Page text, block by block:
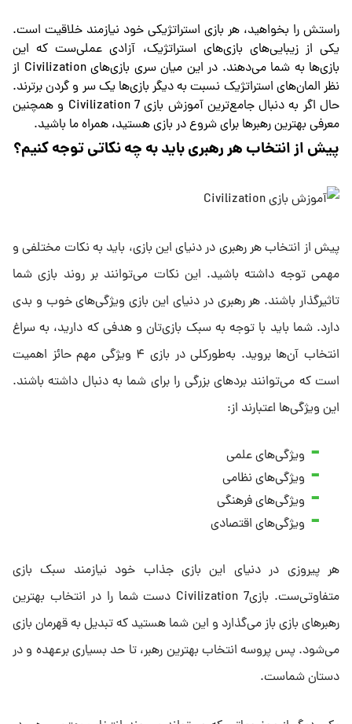
راستش را بخواهید، هر بازی استراتژیکی خود نیازمند خلاقیت است.
یکی از زیبایی‌های بازی‌های استراتژیک، آزادی عملی‌ست که این
بازی‌ها به شما می‌دهند. در این میان سری بازی‌های Civilization از
نظر المان‌های استراتژیک نسبت به دیگر بازی‌ها یک سر و گردن برترند.
حال اگر به دنبال جامع‌ترین آموزش بازی Civilization 7 و همچنین
معرفی بهترین رهبرها برای شروع در بازی هستید، همراه ما باشید.
پیش از انتخاب هر رهبری باید به چه نکاتی توجه کنیم؟
پیش از انتخاب هر رهبری در دنیای این بازی، باید به نکات مختلفی و
مهمی توجه داشته باشید. این نکات می‌توانند بر روند بازی شما
تاثیرگذار باشند. هر رهبری در دنیای این بازی ویژگی‌های خوب و بدی
دارد. شما باید با توجه به سبک بازی‌تان و هدفی که دارید، به سراغ
انتخاب آن‌ها بروید. به‌طورکلی در بازی ۴ ویژگی مهم حائز اهمیت
است که می‌توانند بردهای بزرگی را برای شما به دنبال داشته باشند.
این ویژگی‌ها اعتبارند از:
ویژگی‌های علمی
ویژگی‌های نظامی
ویژگی‌های فرهنگی
ویژگی‌های اقتصادی
هر پیروزی در دنیای این بازی جذاب خود نیازمند سبک بازی
متفاوتی‌ست. بازیCivilization 7 دست شما را در انتخاب بهترین
رهبرهای بازی باز می‌گذارد و این شما هستید که تبدیل به قهرمان بازی
می‌شود. پس پروسه انتخاب بهترین رهبر، تا حد بسیاری برعهده و در
دستان شماست.